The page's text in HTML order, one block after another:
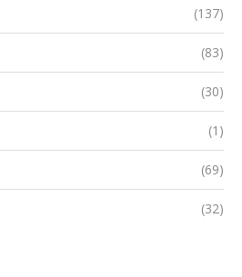
(137)
(83)
(30)
(1)
(69)
(32)